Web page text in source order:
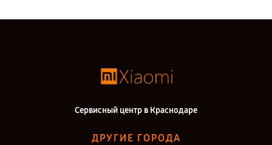
Сервисный центр в Краснодаре
ДРУГИЕ ГОРОДА